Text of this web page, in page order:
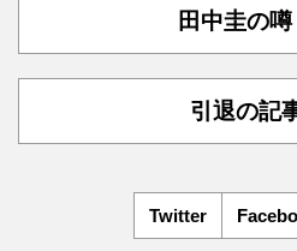
田中圭の噂
引退の記
Twitter